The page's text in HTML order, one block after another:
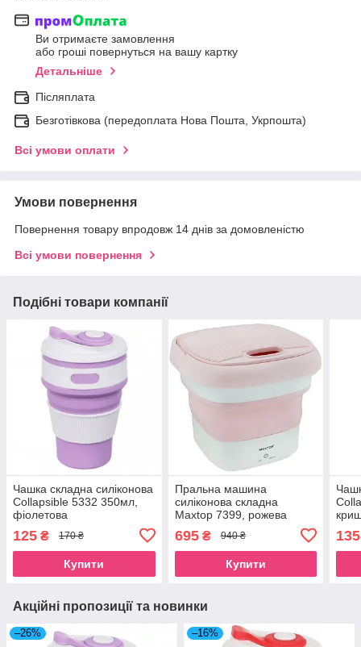
Ви отримаєте замовлення
або гроші повернуться на вашу картку
Детальніше
Післяплата
Безготівкова (передоплата Нова Пошта, Укрпошта)
Всі умови оплати
Умови повернення
Повернення товару впродовж 14 днів за домовленістю
Всі умови повернення
Подібні товари компанії
Чашка складна силіконова
Collapsible 5332 350мл,
фіолетова
125 ₴ 170 ₴
Купити
Пральна машина
силіконова складна
Maxtop 7399, рожева
695₴ 940 ₴
Купити
135
Акційні пропозиції та новинки
–26% –16%